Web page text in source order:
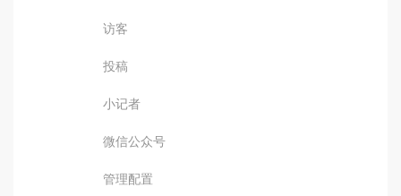
访客
投稿
小记者
微信公众号
管理配置